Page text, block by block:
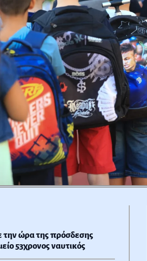
την ώρα της πρόσδεσης
53χρονος ναυτικός